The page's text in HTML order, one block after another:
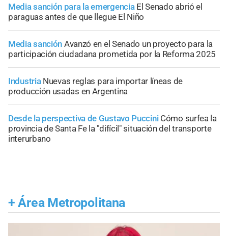
Media sanción para la emergencia El Senado abrió el
paraguas antes de que llegue El Niño
Media sanción Avanzó en el Senado un proyecto para la
participación ciudadana prometida por la Reforma 2025
Industria Nuevas reglas para importar líneas de
producción usadas en Argentina
Desde la perspectiva de Gustavo Puccini Cómo surfea la
provincia de Santa Fe la "difícil" situación del transporte
interurbano
+ Área Metropolitana